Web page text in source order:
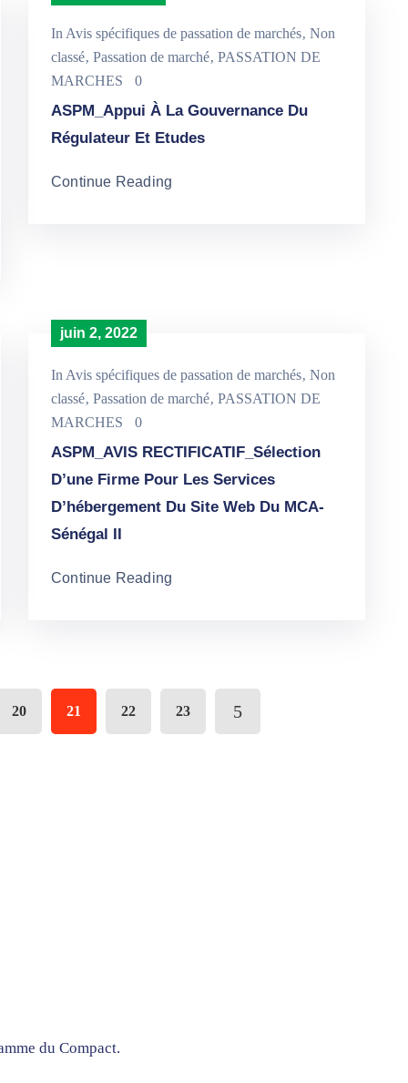
In Avis spécifiques de passation de marchés‚ Non
classé‚ Passation de marché‚ PASSATION DE
MARCHES
0
ASPM_Appui À La Gouvernance Du
Régulateur Et Etudes
Continue Reading
juin 2, 2022
In Avis spécifiques de passation de marchés‚ Non
classé‚ Passation de marché‚ PASSATION DE
MARCHES
0
ASPM_AVIS RECTIFICATIF_Sélection
D’une Firme Pour Les Services
D’hébergement Du Site Web Du MCA-
Sénégal II
Continue Reading
20 21 22 23
du Compact.